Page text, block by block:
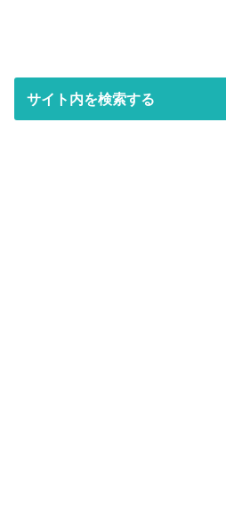
サイト内を検索する